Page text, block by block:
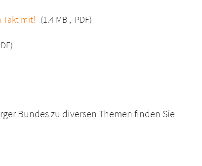
Takt mit! (1.4 MB , PDF)
Bundes zu diversen Themen finden Sie